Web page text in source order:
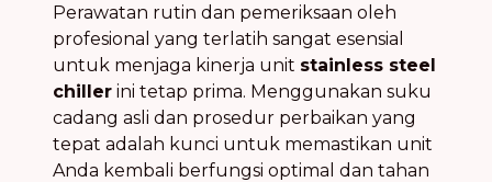
Perawatan rutin dan pemeriksaan oleh
profesional yang terlatih sangat esensial
untuk menjaga kinerja unit stainless steel
chiller ini tetap prima. Menggunakan suku
cadang asli dan prosedur perbaikan yang
tepat adalah kunci untuk memastikan unit
Anda kembali berfungsi optimal dan tahan